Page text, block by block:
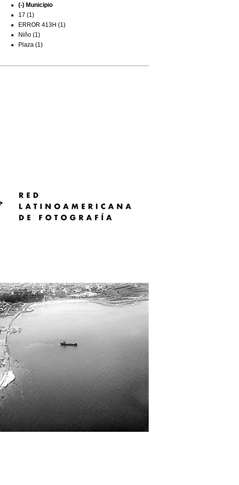
(-) Municipio
17 (1)
ERROR 413H (1)
Niño (1)
Plaza (1)